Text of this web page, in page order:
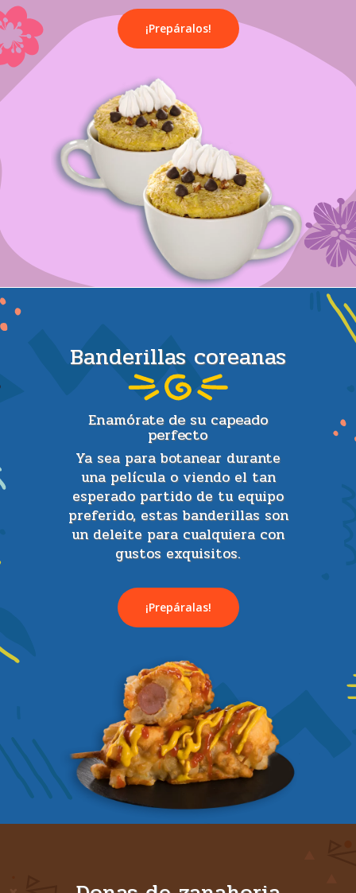
¡Prepáralos!
Banderillas coreanas
Enamórate de su capeado
perfecto
Ya sea para botanear durante
una película o viendo el tan
esperado partido de tu equipo
preferido, estas banderillas son
un deleite para cualquiera con
gustos exquisitos.
¡Prepáralas!